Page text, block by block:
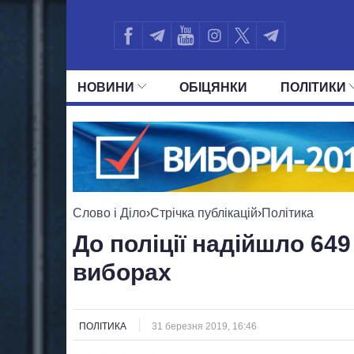
НОВИНИ ОБIЦЯНКИ ПОЛIТИКИ
УСІ ПОЛІТИКИ ПРЕЗИДЕНТ І
Слово і Діло›Стрічка публікацій›Політика
До поліції надійшло
виборах
ПОЛІТИКА 31 березня 2019, 16:46